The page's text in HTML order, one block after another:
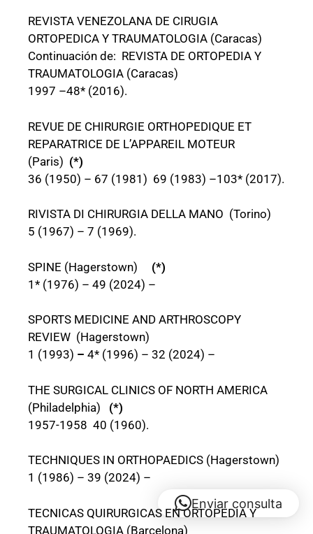
REVISTA VENEZOLANA DE CIRUGIA
ORTOPEDICA Y TRAUMATOLOGIA (Caracas)
Continuación de: REVISTA DE ORTOPEDIA Y
TRAUMATOLOGIA (Caracas)
1997 –48* (2016).
REVUE DE CHIRURGIE ORTHOPEDIQUE ET
REPARATRICE DE L’APPAREIL MOTEUR
(Paris) (*)
36 (1950) – 67 (1981) 69 (1983) –103* (2017).
RIVISTA DI CHIRURGIA DELLA MANO (Torino)
5 (1967) – 7 (1969).
SPINE (Hagerstown) (*)
1* (1976) – 49 (2024) –
SPORTS MEDICINE AND ARTHROSCOPY
REVIEW (Hagerstown)
1 (1993) – 4* (1996) – 32 (2024) –
THE SURGICAL CLINICS OF NORTH AMERICA
(Philadelphia) (*)
1957-1958 40 (1960).
TECHNIQUES IN ORTHOPAEDICS (Hagerstown)
1 (1986) – 39 (2024) –
TECNICAS QUIRURGICAS EN ORTOPEDIA Y
TRAUMATOLOGIA (Barcelona)
Enviar consulta